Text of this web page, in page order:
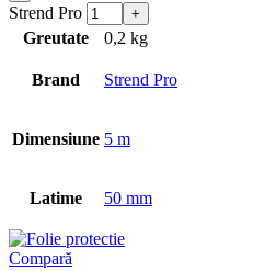
Strend Pro
Greutate
0,2 kg
Brand Strend Pro
Dimensiune 5 m
Latime 50 mm
Compară